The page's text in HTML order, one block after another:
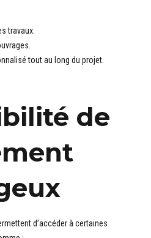
travaux.
tout au long du projet.
de
d’accéder à certaines